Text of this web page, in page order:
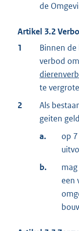
de
Artikel 3.2
1
Binnen de
verbod
te
2
Als
geiten
a.
op
b.
een